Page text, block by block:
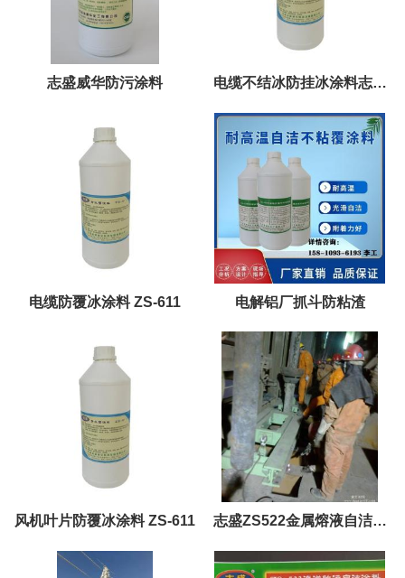
志盛威华防污涂料 电缆不结冰防挂冰涂料志盛
威华ZS-611
电缆防覆冰涂料 ZS-611 电解铝厂抓斗防粘渣
风机叶片防覆冰涂料 ZS-611 志盛ZS522金属熔液自洁不
粘渣涂料